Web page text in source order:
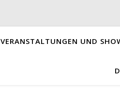
VERANSTALTUNGEN UND